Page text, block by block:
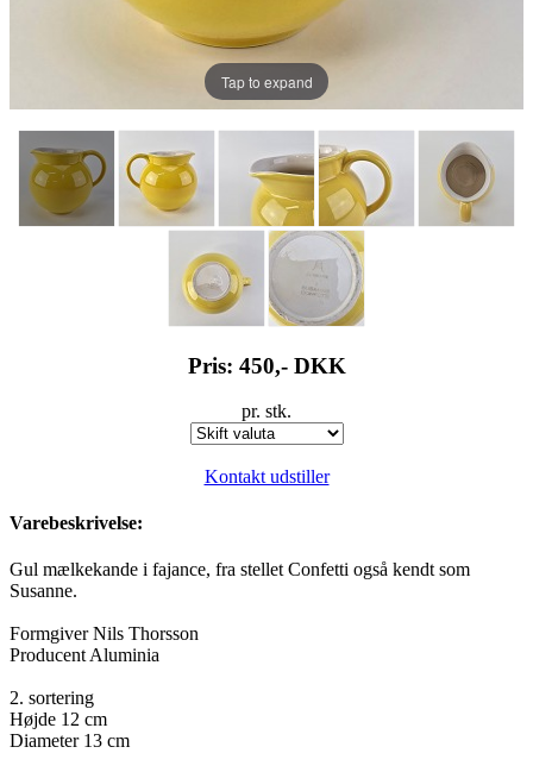
Tap to expand
Pris: 450,- DKK
pr. stk.
Kontakt udstiller
Varebeskrivelse:
Gul mælkekande i fajance, fra stellet Confetti også kendt som
Susanne.
Formgiver Nils Thorsson
Producent Aluminia
2. sortering
Højde 12 cm
Diameter 13 cm